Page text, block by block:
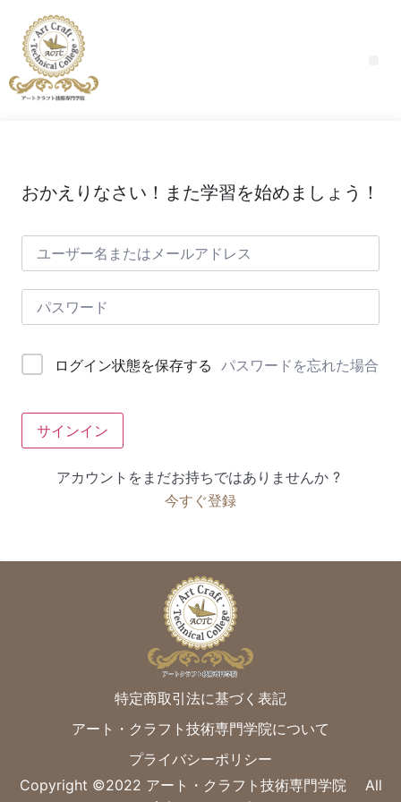
おかえりなさい！また学習を始めましょう！
ログイン状態を保存する パスワードを忘れた場合
サインイン
アカウントをまだお持ちではありませんか ?
今すぐ登録
特定商取引法に基づく表記
アート・クラフト技術専門学院について
プライバシーポリシー
Copyright ©︎2022 アート・クラフト技術専門学院 All